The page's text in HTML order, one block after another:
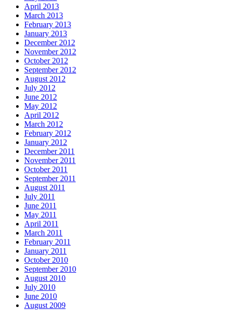
April 2013
March 2013
February 2013
January 2013
December 2012
November 2012
October 2012
September 2012
August 2012
July 2012
June 2012
May 2012
April 2012
March 2012
February 2012
January 2012
December 2011
November 2011
October 2011
September 2011
August 2011
July 2011
June 2011
May 2011
April 2011
March 2011
February 2011
January 2011
October 2010
September 2010
August 2010
July 2010
June 2010
August 2009